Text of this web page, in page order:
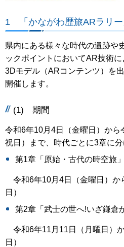
1 「かながわ歴旅ARラリ
県内にある様々な時代の遺跡や
ックポイントにおいてAR技術
3Dモデル（ARコンテンツ）を
開催します。
(1) 期間
令和6年10月4日（金曜日）から
祝日）まで、時代ごとに3章に分
第1章「原始・古代の時空旅」
令和6年10月4日（金曜日）か
日）
第2章「武士の世へ!いざ鎌倉
令和6年11月11日（月曜日）
日）